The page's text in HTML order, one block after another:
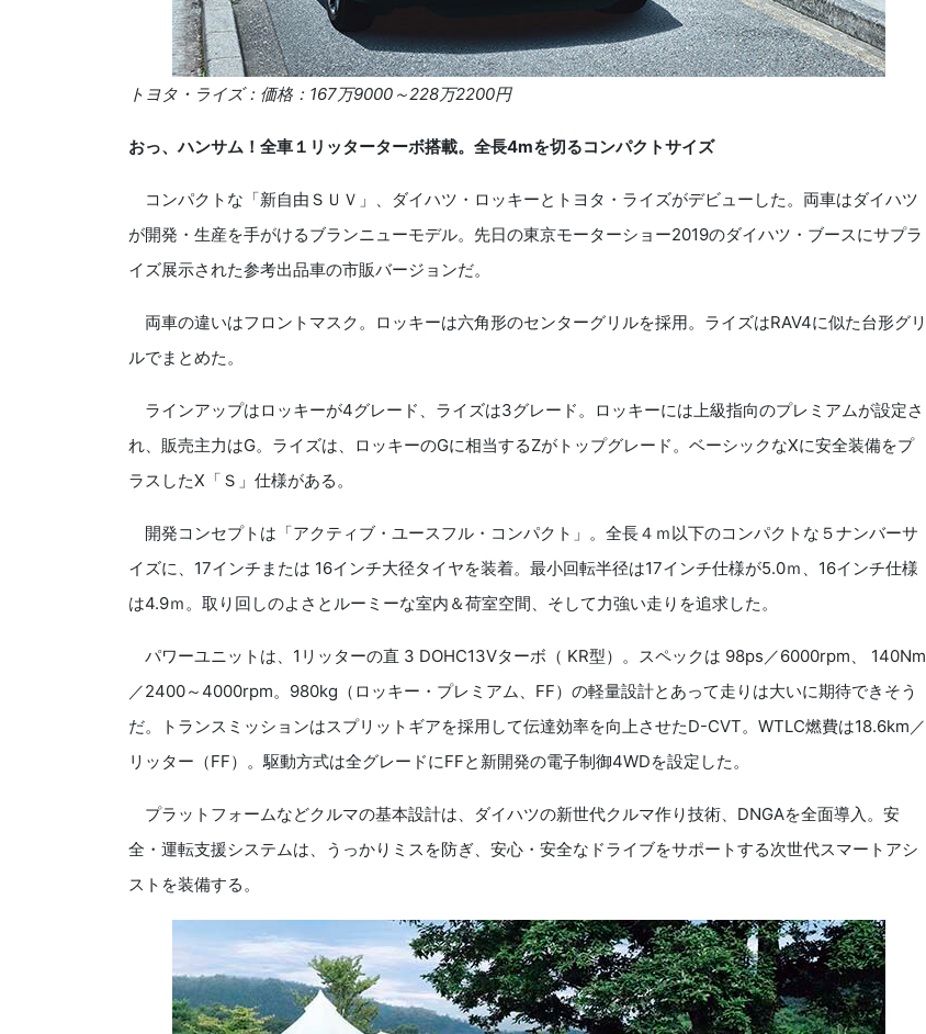
トヨタ・ライズ：価格：167万9000～228万2200円
おっ、ハンサム！全車１リッターターボ搭載。全長4mを切るコンパクトサイズ
コンパクトな「新自由ＳＵＶ」、ダイハツ・ロッキーとトヨタ・ライズがデビューした。両車はダイハツ
が開発・生産を手がけるブランニューモデル。先日の東京モーターショー2019のダイハツ・ブースにサプラ
イズ展示された参考出品車の市販バージョンだ。
両車の違いはフロントマスク。ロッキーは六角形のセンターグリルを採用。ライズはRAV4に似た台形グリ
ルでまとめた。
ラインアップはロッキーが4グレード、ライズは3グレード。ロッキーには上級指向のプレミアムが設定さ
れ、販売主力はG。ライズは、ロッキーのGに相当するZがトップグレード。ベーシックなXに安全装備をプ
ラスしたX「Ｓ」仕様がある。
開発コンセプトは「アクティブ・ユースフル・コンパクト」。全長４ｍ以下のコンパクトな５ナンバーサ
イズに、17インチまたは 16インチ大径タイヤを装着。最小回転半径は17インチ仕様が5.0ｍ、16インチ仕様
は4.9ｍ。取り回しのよさとルーミーな室内＆荷室空間、そして力強い走りを追求した。
パワーユニットは、1リッターの直 3 DOHC13Vターボ（ KR型）。スペックは 98ps／6000rpm、 140Nm
／2400～4000rpm。980kg（ロッキー・プレミアム、FF）の軽量設計とあって走りは大いに期待できそう
だ。トランスミッションはスプリットギアを採用して伝達効率を向上させたD-CVT。WTLC燃費は18.6km／
リッター（FF）。駆動方式は全グレードにFFと新開発の電子制御4WDを設定した。
プラットフォームなどクルマの基本設計は、ダイハツの新世代クルマ作り技術、DNGAを全面導入。安
全・運転支援システムは、うっかりミスを防ぎ、安心・安全なドライブをサポートする次世代スマートアシ
ストを装備する。